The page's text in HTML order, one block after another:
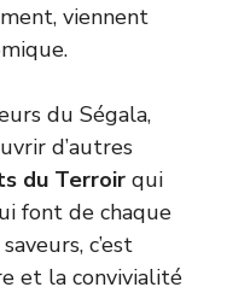
viennent
du Ségala,
d’autres
du Terroir qui
font de chaque
c’est
et la convivialité